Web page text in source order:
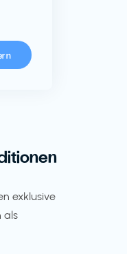
exklusive
als